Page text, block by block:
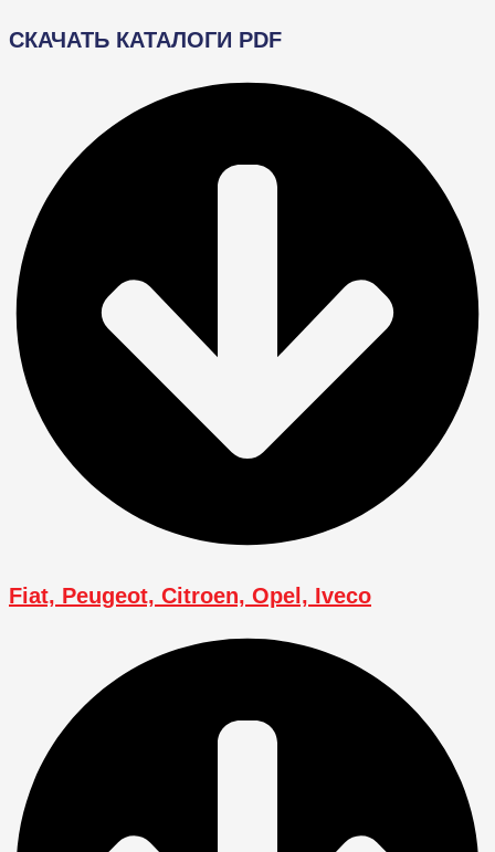
СКАЧАТЬ КАТАЛОГИ PDF
Fiat, Peugeot, Citroen, Opel, Iveco